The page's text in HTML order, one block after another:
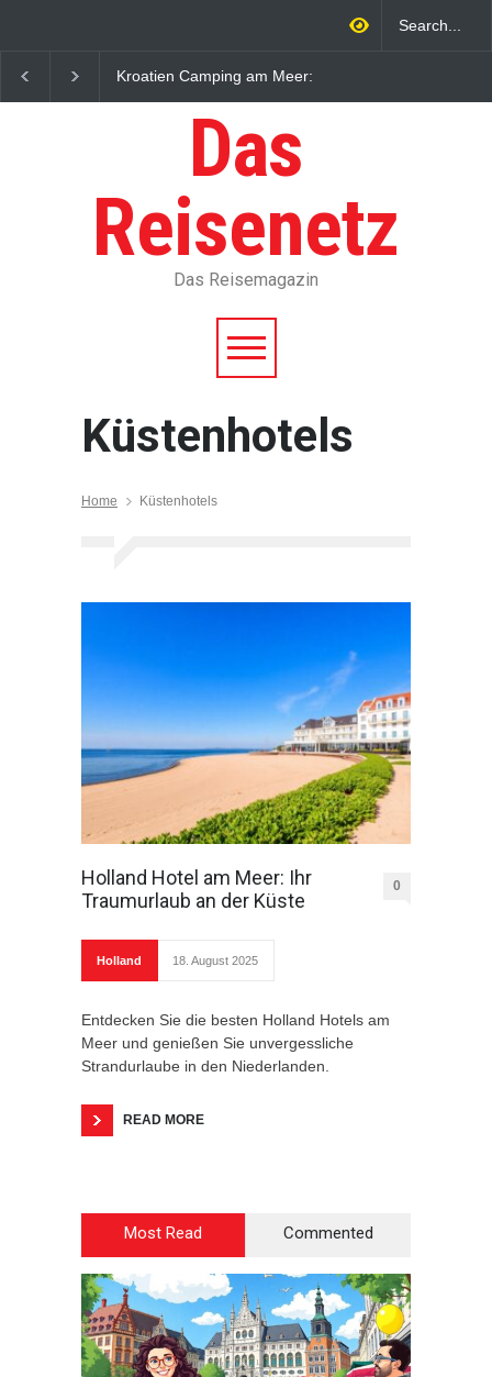
Kroatien Camping am Meer:
Buchung
Das
Reisenetz
Das Reisemagazin
Küstenhotels
Home Küstenhotels
Holland Hotel am Meer: Ihr
Traumurlaub an der Küste
0
Holland 18. August 2025
Entdecken Sie die besten Holland Hotels am
Meer und genießen Sie unvergessliche
Strandurlaube in den Niederlanden.
READ MORE
Most Read Commented